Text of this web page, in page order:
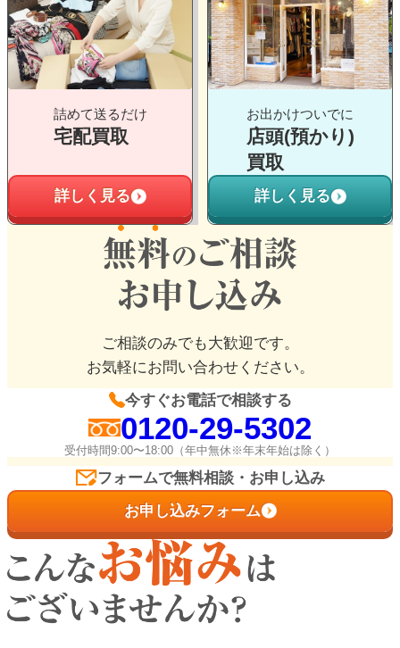
詰めて送るだけ
宅配買取
詳しく見る
ー
プ
リ
ン
ク
お出かけついでに
店頭(預かり)
買取
詳しく見る
ー
プ
リ
ン
ク
ご相談のみでも大歓迎です。
お気軽にお問い合わせください。
今すぐお電話で相談する
0120-29-5302
受付時間9:00〜18:00（年中無休※年末年始は除く）
フォームで無料相談・お申し込み
お申し込みフォーム